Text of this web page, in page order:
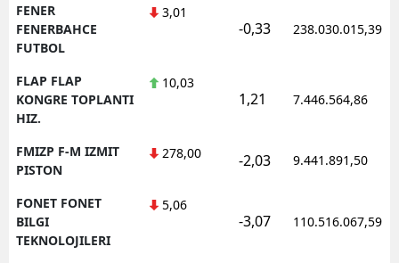
FENER
FENERBAHCE
FUTBOL
3,01
-0,33 238.030.015,39
FLAP FLAP
KONGRE TOPLANTI
HIZ.
10,03
1,21 7.446.564,86
FMIZP F-M IZMIT
PISTON
278,00 -2,03 9.441.891,50
FONET FONET
BILGI
TEKNOLOJILERI
5,06
-3,07 110.516.067,59